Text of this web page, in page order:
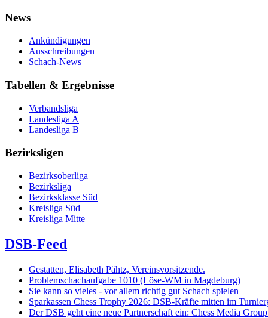
News
Ankündigungen
Ausschreibungen
Schach-News
Tabellen & Ergebnisse
Verbandsliga
Landesliga A
Landesliga B
Bezirksligen
Bezirksoberliga
Bezirksliga
Bezirksklasse Süd
Kreisliga Süd
Kreisliga Mitte
DSB-Feed
Gestatten, Elisabeth Pähtz, Vereinsvorsitzende.
Problemschachaufgabe 1010 (Löse-WM in Magdeburg)
Sie kann so vieles - vor allem richtig gut Schach spielen
Sparkassen Chess Trophy 2026: DSB-Kräfte mitten im
Der DSB geht eine neue Partnerschaft ein: Chess Media